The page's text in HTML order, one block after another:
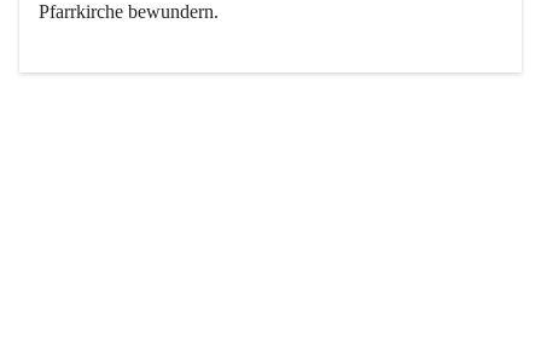
Pfarrkirche bewundern.
Der Weinbau dominert heute nicht mehr, ist aber integrativer